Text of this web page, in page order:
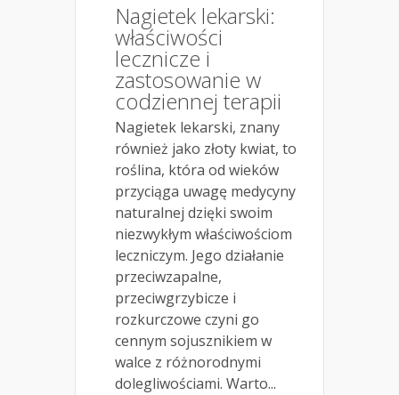
Nagietek lekarski:
właściwości
lecznicze i
zastosowanie w
codziennej terapii
Nagietek lekarski, znany
również jako złoty kwiat, to
roślina, która od wieków
przyciąga uwagę medycyny
naturalnej dzięki swoim
niezwykłym właściwościom
leczniczym. Jego działanie
przeciwzapalne,
przeciwgrzybicze i
rozkurczowe czyni go
cennym sojusznikiem w
walce z różnorodnymi
dolegliwościami. Warto...